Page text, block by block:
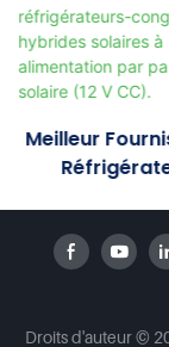
Meilleur
Par Panneau
Droits d'auteur ©